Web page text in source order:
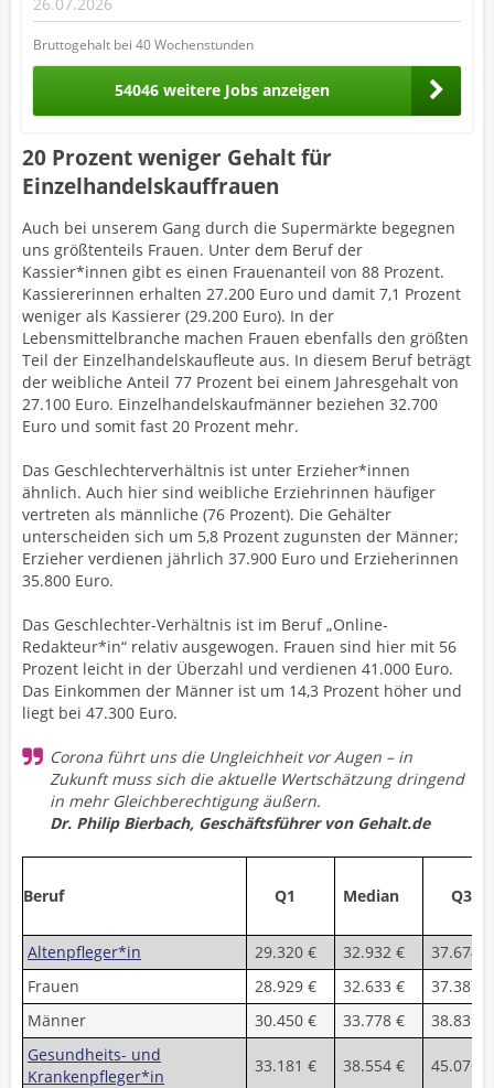
Bruttogehalt bei 40 Wochenstunden
54046 weitere Jobs anzeigen
20 Prozent weniger Gehalt für
Einzelhandelskauffrauen
Auch bei unserem Gang durch die Supermärkte begegnen
uns größtenteils Frauen. Unter dem Beruf der
Kassier*innen gibt es einen Frauenanteil von 88 Prozent.
Kassiererinnen erhalten 27.200 Euro und damit 7,1 Prozent
weniger als Kassierer (29.200 Euro). In der
Lebensmittelbranche machen Frauen ebenfalls den größten
Teil der Einzelhandelskaufleute aus. In diesem Beruf beträgt
der weibliche Anteil 77 Prozent bei einem Jahresgehalt von
27.100 Euro. Einzelhandelskaufmänner beziehen 32.700
Euro und somit fast 20 Prozent mehr.
Das Geschlechterverhältnis ist unter Erzieher*innen
ähnlich. Auch hier sind weibliche Erziehrinnen häufiger
vertreten als männliche (76 Prozent). Die Gehälter
unterscheiden sich um 5,8 Prozent zugunsten der Männer;
Erzieher verdienen jährlich 37.900 Euro und Erzieherinnen
35.800 Euro.
Das Geschlechter-Verhältnis ist im Beruf „Online-
Redakteur*in“ relativ ausgewogen. Frauen sind hier mit 56
Prozent leicht in der Überzahl und verdienen 41.000 Euro.
Das Einkommen der Männer ist um 14,3 Prozent höher und
liegt bei 47.300 Euro.
Corona führt uns die Ungleichheit vor Augen – in
Zukunft muss sich die aktuelle Wertschätzung dringend
in mehr Gleichberechtigung äußern.
Dr. Philip Bierbach, Geschäftsführer von Gehalt.de
Beruf Q1 Median Q3
Altenpfleger*in 29.320 € 32.932 €
37.674 €
Frauen
28.929 € 32.633 €
37.387 €
Männer
30.450 € 33.778 €
38.839 €
Gesundheits- und
Krankenpfleger*in
33.181 € 38.554 € 45.076 €